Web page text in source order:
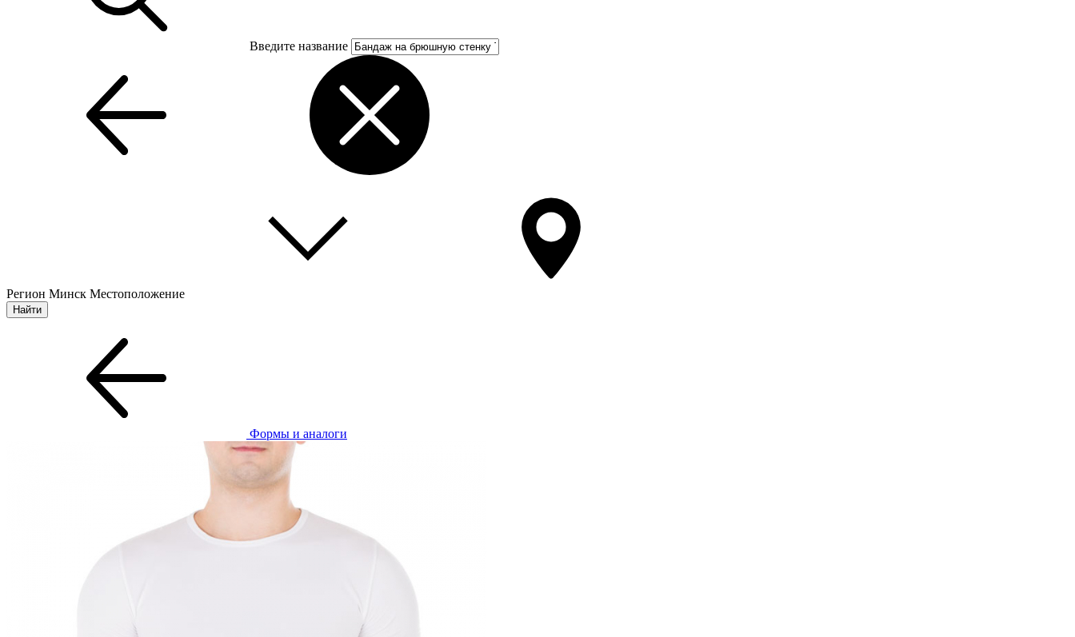
Введите название
Регион Минск Местоположение
Формы и аналоги